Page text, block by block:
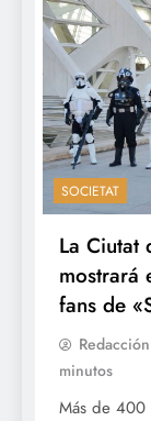
SOCIETAT
La Ciutat
mostrará
fans de
Redacción
minutos
Más de 400